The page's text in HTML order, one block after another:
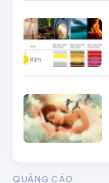
Tử vi tuổi Tuất
Tử vi tuổi Hợi
TIN NỔI BẬT